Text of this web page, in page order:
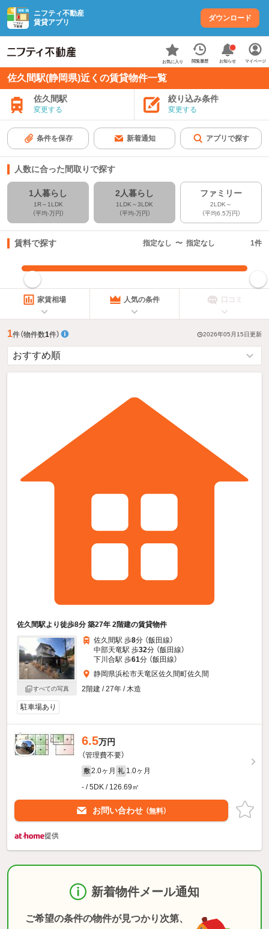
ニフティ不動産
賃貸アプリ
ダウンロード
お気に入り 閲覧履歴 お知らせ マイページ
佐久間駅(静岡県)近くの賃貸物件一覧
佐久間駅
変更する
絞り込み条件
変更する
条件を保存 新着通知 アプリで探す
人数に合った間取りで探す
1人暮らし
1R～1LDK
（平均-万円）
2人暮らし
1LDK～3LDK
（平均-万円）
ファミリー
2LDK～
（平均6.5万円）
賃料で探す 指定なし 〜 指定なし 1件
指定した賃料で絞り込む
家賃相場 人気の条件 口コミ
1件（物件数1件） 2026年05月15日更新
佐久間駅より徒歩8分 築27年 2階建の賃貸物件
すべての写真
佐久間駅 歩8分 （飯田線）
中部天竜駅 歩32分 （飯田線）
下川合駅 歩61分 （飯田線）
静岡県浜松市天竜区佐久間町佐久間
2階建 / 27年 / 木造
駐車場あり
6.5万円
（管理費不要）
敷 2.0ヶ月 礼 1.0ヶ月
- / 5DK / 126.69㎡
お問い合わせ （無料）
提供
新着物件メール通知
ご希望の条件の物件が見つかり次第、